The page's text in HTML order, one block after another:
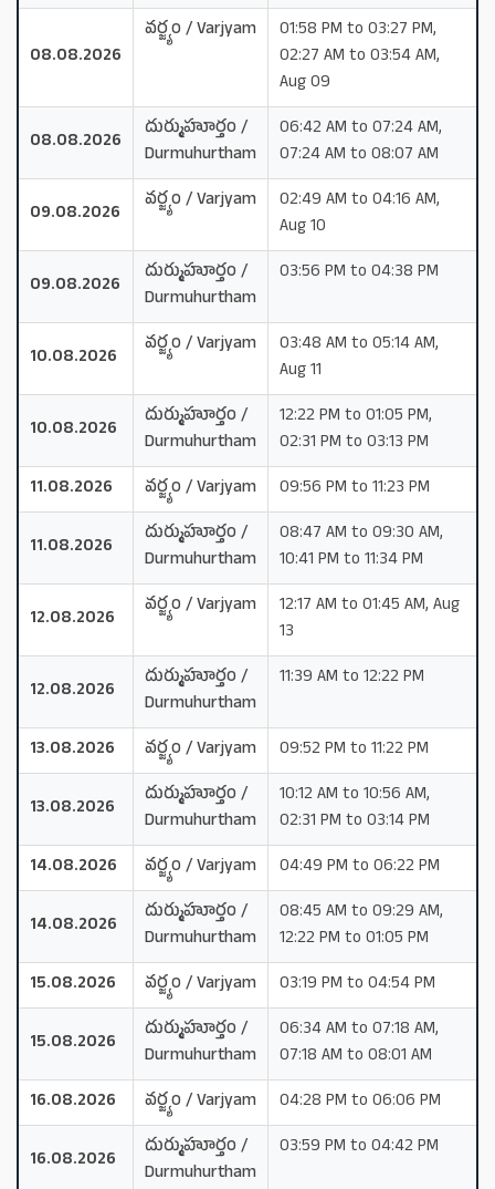
08.08.2026
వర్జ్యం / Varjyam
01:58 PM to 03:27 PM,
02:27 AM to 03:54 AM,
Aug 09
08.08.2026
దుర్ముహూర్తం /
Durmuhurtham
06:42 AM to 07:24 AM,
07:24 AM to 08:07 AM
09.08.2026
వర్జ్యం / Varjyam
02:49 AM to 04:16 AM,
Aug 10
09.08.2026
దుర్ముహూర్తం /
Durmuhurtham
03:56 PM to 04:38 PM
10.08.2026
వర్జ్యం / Varjyam
03:48 AM to 05:14 AM,
Aug 11
10.08.2026
దుర్ముహూర్తం /
Durmuhurtham
12:22 PM to 01:05 PM,
02:31 PM to 03:13 PM
11.08.2026
వర్జ్యం / Varjyam 09:56 PM to 11:23 PM
11.08.2026
దుర్ముహూర్తం /
Durmuhurtham
08:47 AM to 09:30 AM,
10:41 PM to 11:34 PM
12.08.2026
వర్జ్యం / Varjyam
12:17 AM to 01:45 AM, Aug
13
12.08.2026
దుర్ముహూర్తం /
Durmuhurtham
11:39 AM to 12:22 PM
13.08.2026 వర్జ్యం / Varjyam 09:52 PM to 11:22 PM
13.08.2026
దుర్ముహూర్తం /
Durmuhurtham
10:12 AM to 10:56 AM,
02:31 PM to 03:14 PM
14.08.2026
వర్జ్యం / Varjyam 04:49 PM to 06:22 PM
14.08.2026
దుర్ముహూర్తం /
Durmuhurtham
08:45 AM to 09:29 AM,
12:22 PM to 01:05 PM
15.08.2026
వర్జ్యం / Varjyam 03:19 PM to 04:54 PM
15.08.2026
దుర్ముహూర్తం /
Durmuhurtham
06:34 AM to 07:18 AM,
07:18 AM to 08:01 AM
16.08.2026
వర్జ్యం / Varjyam 04:28 PM to 06:06 PM
16.08.2026
దుర్ముహూర్తం /
Durmuhurtham
03:59 PM to 04:42 PM